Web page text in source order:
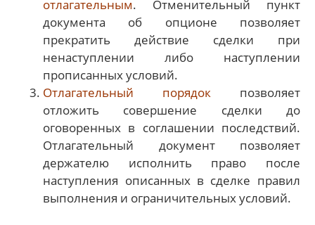
отлагательным. Отменительный пункт
документа об опционе позволяет
прекратить действие сделки при
ненаступлении либо наступлении
прописанных условий.
Отлагательный порядок позволяет
отложить совершение сделки до
оговоренных в соглашении последствий.
Отлагательный документ позволяет
держателю исполнить право после
наступления описанных в сделке правил
выполнения и ограничительных условий.